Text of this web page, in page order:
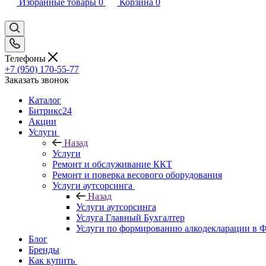
Избранные товары 0 Корзина 0
Телефоны
+7 (950) 170-55-77
Заказать звонок
Каталог
Битрикс24
Акции
Услуги
Назад
Услуги
Ремонт и обслуживание ККТ
Ремонт и поверка весового оборудования
Услуги аутсорсинга
Назад
Услуги аутсорсинга
Услуга Главный Бухгалтер
Услуги по формированию алкодекларации в
Блог
Бренды
Как купить